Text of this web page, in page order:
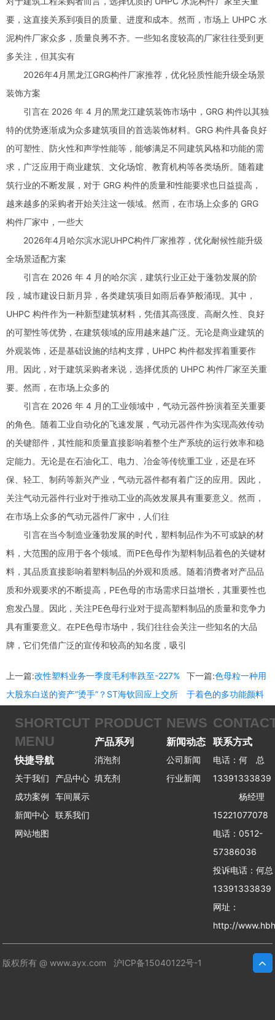
要，这直接关系到项目的质量、进度和成本。然而，市场上 UHPC 水
泥构件厂家众多，质量良莠不齐。一些知名度较高的厂家往往受到更
多关注，但其实有
2026年4月黑龙江GRG构件厂家推荐，优化轻质性能升级全场景
装饰方案
引言在 2026 年 4 月的黑龙江建筑装饰市场中，GRG 构件以其独
特的优势逐渐成为众多建筑项目的首选装饰材料。GRG 构件具备良好
的可塑性、防火性和声学性能等，能够满足不同建筑风格和功能的需
求，广泛应用于商业建筑、文化场馆、教育机构等各类场所。随着建
筑行业的不断发展，对于 GRG 构件的质量和性能要求也日益提高，
越来越多的采购者开始关注这一领域。然而，在市场上众多的 GRG
构件厂家中，一些大
2026年4月哈尔滨水泥UHPC构件厂家推荐，优化耐候性能升级
全场景适配方案
引言在 2026 年 4 月的哈尔滨，建筑行业正处于蓬勃发展的阶
段，城市建设日新月异，各类建筑项目如雨后春笋般涌现。其中，
UHPC 构件作为一种新型建筑材料，凭借其高强度、高耐久性、良好
的可塑性等优势，在建筑领域的应用越来越广泛。无论是商业建筑的
外观装饰，还是基础设施的结构支撑，UHPC 构件都发挥着重要作
用。因此，对于建筑采购者来说，选择优质的 UHPC 构件厂家至关重
要。然而，在市场上众多的
引言在 2026 年 4 月的工业领域中，气动元器件扮演着至关重要
的角色。随着工业自动化的飞速发展，气动元器件作为实现高效传动
的关键部件，其性能和质量直接影响着整个生产系统的运行效率和稳
定能力。无论是在石油化工、电力、冶金等传统重工业，还是在环
保、轻工、制药等新兴产业，气动元器件都有着广泛的应用。因此，
关注气动元器件行业对于推动工业的高效发展具有重要意义。然而，
在市场上众多的气动元器件厂家中，人们往
引言在当今制造业蓬勃发展的时代，塑料制品作为不可或缺的材
料，大范围的应用于各个领域。而PE色母作为塑料制品着色的关键材
料，其品质直接影响着塑料制品的外观和质感。随着消费者对产品品
质和外观要求的不断提高，PE色母的市场需求日益增长，其重要性也
愈发凸显。因此，关注PE色母行业对于提高塑料制品的质量和竞争力
具有重要意义。在PE色母市场中，我们往往会关注一些知名的大品
牌，它们凭借广泛的宣传和较高的知名度，吸引
上一篇:改性塑料业务一季度毛利率跌至-227%
大股东白送的资产“烫手”？ST海钦回应上交所
下一篇:色母粒一种用
于着色的多功能颜料
SHORTCUT
MENU
快捷导航
关于我们
产品中心
成功案例
车间展示
新闻中心 联系我们
网站地图
PRODUCT
产品系列
消泡剂
填充剂
NEWS
新闻动态
公司新闻
行业新闻
联系方式
电话：何 总
13391333839
杨经理
15221077078
电话：0512-
57386036
投诉电话：何总
13391333839
网址：
http://
版权所有 @ www.ayx.com沪ICP备15040122号-1